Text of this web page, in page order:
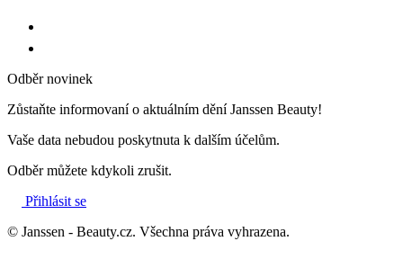
Odběr novinek
Zůstaňte informovaní o aktuálním dění Janssen Beauty!
Vaše data nebudou poskytnuta k dalším účelům.
Odběr můžete kdykoli zrušit.
Přihlásit se
© Janssen - Beauty.cz. Všechna práva vyhrazena.